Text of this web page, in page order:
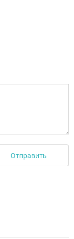
Отправить